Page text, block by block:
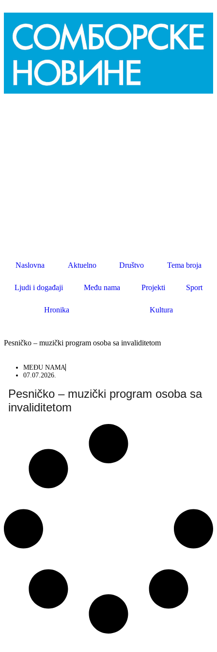
Naslovna Aktuelno Društvo Tema broja
Ljudi i događaji Među nama Projekti Sport
Hronika Kultura
Pesničko – muzički program osoba sa invaliditetom
MEĐU NAMA
07.07.2026.
Pesničko – muzički program osoba sa
invaliditetom